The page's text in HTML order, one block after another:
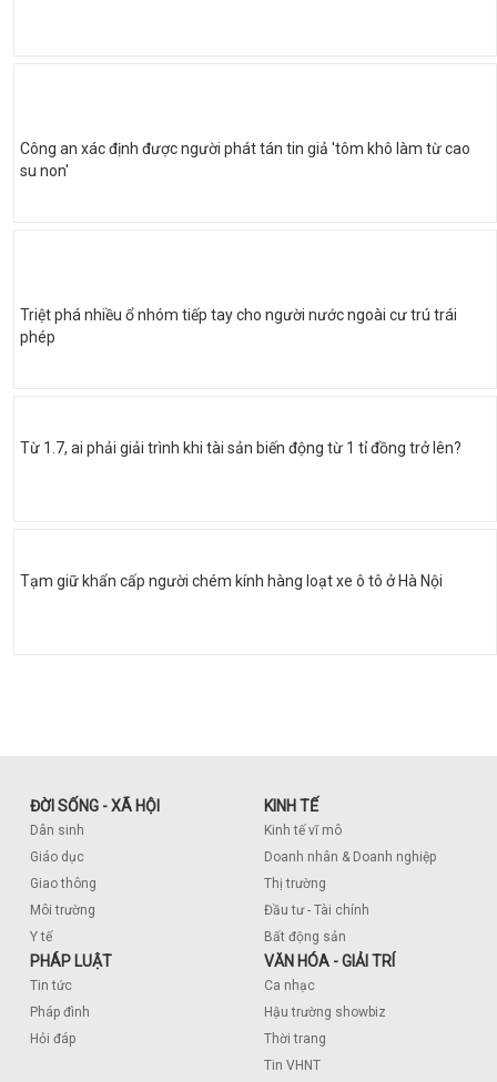
Công an xác định được người phát tán tin giả 'tôm khô làm từ cao
su non'
Triệt phá nhiều ổ nhóm tiếp tay cho người nước ngoài cư trú trái
phép
Từ 1.7, ai phải giải trình khi tài sản biến động từ 1 tỉ đồng trở lên?
Tạm giữ khẩn cấp người chém kính hàng loạt xe ô tô ở Hà Nội
ĐỜI SỐNG - XÃ HỘI
Dân sinh
Giáo dục
Giao thông
Môi trường
Y tế
KINH TẾ
Kinh tế vĩ mô
Doanh nhân & Doanh nghiệp
Thị trường
Đầu tư - Tài chính
Bất động sản
PHÁP LUẬT
Tin tức
Pháp đình
Hỏi đáp
VĂN HÓA - GIẢI TRÍ
Ca nhạc
Hậu trường showbiz
Thời trang
Tin VHNT